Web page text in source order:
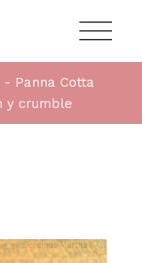
Panna Cotta
y crumble